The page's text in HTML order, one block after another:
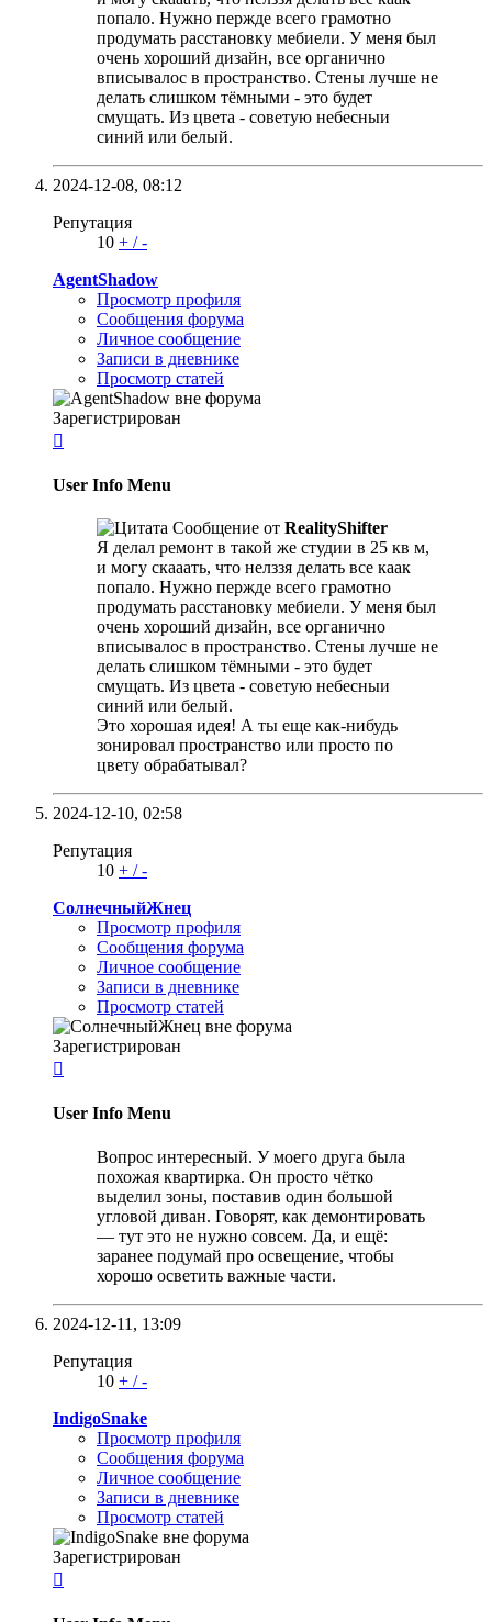
попало. Нужно пержде всего грамотно
продумать расстановку мебиели. У меня был
очень хороший дизайн, все органично
вписывалос в пространство. Стены лучше не
делать слишком тёмными - это будет
смущать. Из цвета - советую небесныи
синий или белый.
2024-12-08, 08:12
Репутация
10 + /-
AgentShadow
Просмотр профиля
Сообщения форума
Личное сообщение
Записи в дневнике
Просмотр статей
Зарегистрирован

User Info Menu
Сообщение от RealityShifter
Я делал ремонт в такой же студии в 25 кв м,
и могу скааать, что нелззя делать все каак
попало. Нужно пержде всего грамотно
продумать расстановку мебиели. У меня был
очень хороший дизайн, все органично
вписывалос в пространство. Стены лучше не
делать слишком тёмными - это будет
смущать. Из цвета - советую небесныи
синий или белый.
Это хорошая идея! А ты еще как-нибудь
зонировал пространство или просто по
цвету обрабатывал?
2024-12-10, 02:58
Репутация
10 + /-
СолнечныйЖнец
Просмотр профиля
Сообщения форума
Личное сообщение
Записи в дневнике
Просмотр статей
Зарегистрирован

User Info Menu
Вопрос интересный. У моего друга была
похожая квартирка. Он просто чётко
выделил зоны, поставив один большой
угловой диван. Говорят, как демонтировать
— тут это не нужно совсем. Да, и ещё:
заранее подумай про освещение, чтобы
хорошо осветить важные части.
2024-12-11, 13:09
Репутация
10 + /-
IndigoSnake
Просмотр профиля
Сообщения форума
Личное сообщение
Записи в дневнике
Просмотр статей
Зарегистрирован
